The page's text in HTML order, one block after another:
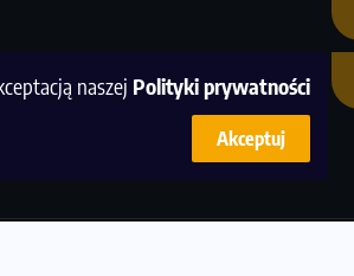
naszej Polityki prywatności
Akceptuj